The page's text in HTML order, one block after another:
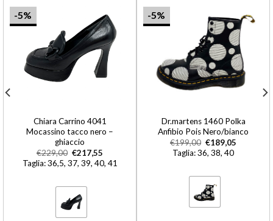
-5%
Chiara Carrino 4041
Mocassino tacco nero –
ghiaccio
€229,00 €217,55
Taglia: 36,5, 37, 39, 40, 41
-5%
Dr.martens 1460 Polka
Anfibio Pois Nero/bianco
€199,00 €189,05
Taglia: 36, 38, 40